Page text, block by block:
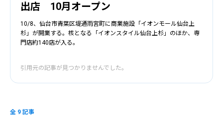
出店 10月オープン
10/8、仙台市青葉区堤通雨宮町に商業施設「イオンモール仙台上
杉」が開業する。核となる「イオンスタイル仙台上杉」のほか、専
門店約140店が入る。
引用元の記事が見つかりませんでした。
全 9 記事